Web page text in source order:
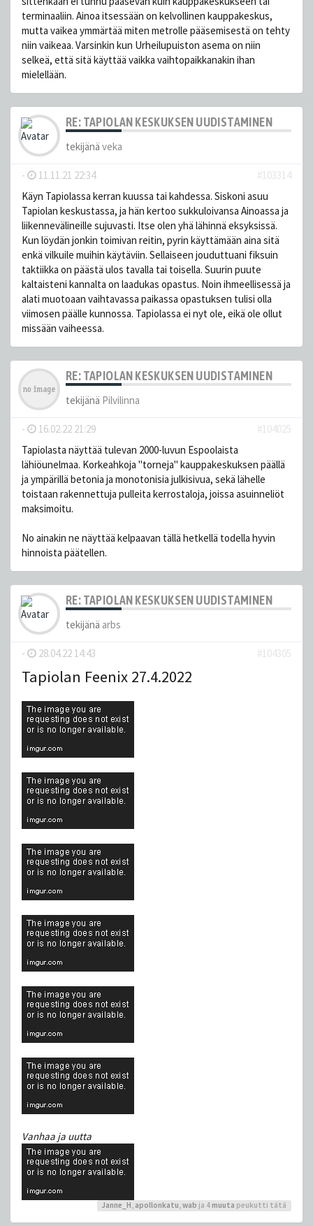
terminaaliin. Ainoa itsessään on kelvollinen kauppakeskus,
mutta vaikea ymmärtää miten metrolle pääsemisestä on tehty
niin vaikeaa. Varsinkin kun Urheilupuiston asema on niin
selkeä, että sitä käyttää vaikka vaihtopaikkanakin ihan
mielellään.
RE: TAPIOLAN KESKUKSEN UUDISTAMINEN
tekijänä veka
- 11.11.21 22:34
#103314
Käyn Tapiolassa kerran kuussa tai kahdessa. Siskoni asuu
Tapiolan keskustassa, ja hän kertoo sukkuloivansa Ainoassa ja
liikennevälineille sujuvasti. Itse olen yhä lähinnä eksyksissä.
Kun löydän jonkin toimivan reitin, pyrin käyttämään aina sitä
enkä vilkuile muihin käytäviin. Sellaiseen jouduttuani fiksuin
taktiikka on päästä ulos tavalla tai toisella. Suurin puute
kaltaisteni kannalta on laadukas opastus. Noin ihmeellisessä ja
alati muotoaan vaihtavassa paikassa opastuksen tulisi olla
viimosen päälle kunnossa. Tapiolassa ei nyt ole, eikä ole ollut
missään vaiheessa.
RE: TAPIOLAN KESKUKSEN UUDISTAMINEN
tekijänä Pilvilinna
- 16.02.22 21:29
#104025
Tapiolasta näyttää tulevan 2000-luvun Espoolaista
lähiöunelmaa. Korkeahkoja "torneja" kauppakeskuksen päällä
ja ympärillä betonia ja monotonisia julkisivua, sekä lähelle
toistaan rakennettuja pulleita kerrostaloja, joissa asuinneliöt
maksimoitu.
No ainakin ne näyttää kelpaavan tällä hetkellä todella hyvin
hinnoista päätellen.
RE: TAPIOLAN KESKUKSEN UUDISTAMINEN
tekijänä arbs
- 28.04.22 14:43 #104305
Tapiolan Feenix 27.4.2022
Vanhaa ja uutta
Janne_H, apollonkatu,wab ja 4 muuta peukutti tätä